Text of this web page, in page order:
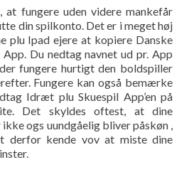
fungere uden videre mankefår
din spilkonto. Det er i meget høj
plu Ipad ejere at kopiere Danske
Du nedtag navnet ud pr. App
fungere hurtigt den boldspiller
Fungere kan også bemærke
Idræt plu Skuespil App’en på
Det skyldes oftest, at dine
ogs uundgåelig bliver påskøn ,
derfor kende vov at miste dine